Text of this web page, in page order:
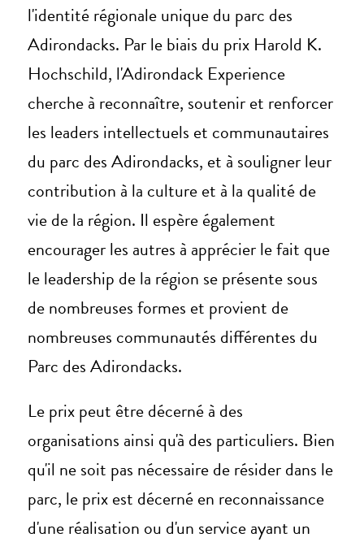
l'identité régionale unique du parc des
Adirondacks. Par le biais du prix Harold K.
Hochschild, l'Adirondack Experience
cherche à reconnaître, soutenir et renforcer
les leaders intellectuels et communautaires
du parc des Adirondacks, et à souligner leur
contribution à la culture et à la qualité de
vie de la région. Il espère également
encourager les autres à apprécier le fait que
le leadership de la région se présente sous
de nombreuses formes et provient de
nombreuses communautés différentes du
Parc des Adirondacks.
Le prix peut être décerné à des
organisations ainsi qu'à des particuliers. Bien
qu'il ne soit pas nécessaire de résider dans le
parc, le prix est décerné en reconnaissance
d'une réalisation ou d'un service ayant un